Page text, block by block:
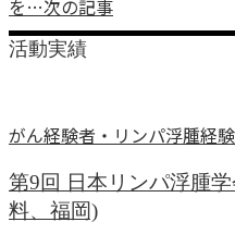
を…次の記事
活動実績
がん経験者・リンパ浮腫経
第9回 日本リンパ浮腫
料、福岡)